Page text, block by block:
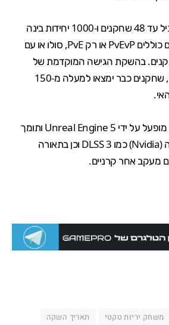
עולם פתוח זה יכול להכיל עד 48 שחקנים ו-1000 יחידות בינה
מלאכותית (AI). המצבים כוללים PvEvP או רק PvE, סולו או עם
בהשקת הגישה המוקדמת של
Grey Zone Warfare, שחקנים כבר ימצאו למעלה מ-150
Unreal Engine 5 ותומך
(Nvidia) כמו DLSS 3 וכן בתאורה
משחק יריות טקטי תאריך השקה